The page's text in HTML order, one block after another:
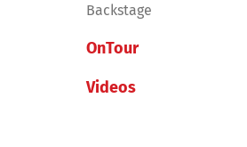
Backstage
OnTour
Videos